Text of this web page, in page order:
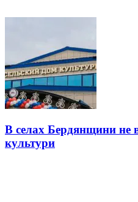
В селах Бердянщини не
культури